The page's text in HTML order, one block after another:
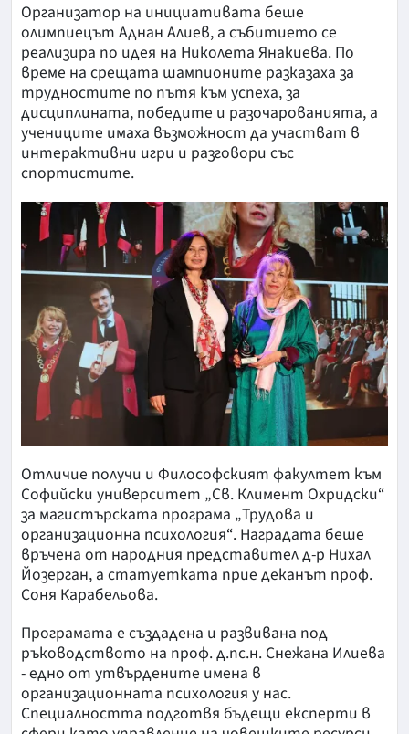
Организатор на инициативата беше
олимпиецът Аднан Алиев, а събитието се
реализира по идея на Николета Янакиева. По
време на срещата шампионите разказаха за
трудностите по пътя към успеха, за
дисциплината, победите и разочарованията, а
учениците имаха възможност да участват в
интерактивни игри и разговори със
спортистите.
Отличие получи и Философският факултет към
Софийски университет „Св. Климент Охридски“
за магистърската програма „Трудова и
организационна психология“. Наградата беше
връчена от народния представител д-р Нихал
Йозерган, а статуетката прие деканът проф.
Соня Карабельова.
Програмата е създадена и развивана под
ръководството на проф. д.пс.н. Снежана Илиева
- едно от утвърдените имена в
организационната психология у нас.
Специалността подготвя бъдещи експерти в